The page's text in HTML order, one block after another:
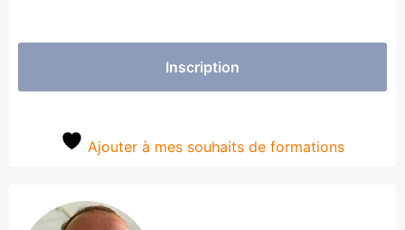
Inscription
Ajouter à mes souhaits de formations